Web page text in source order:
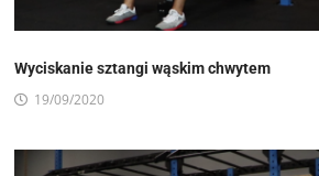
Wyciskanie sztangi wąskim chwytem
19/09/2020